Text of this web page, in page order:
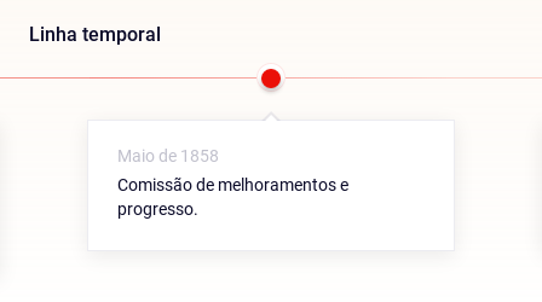
Linha temporal
Maio de 1858
Comissão de melhoramentos e
progresso.